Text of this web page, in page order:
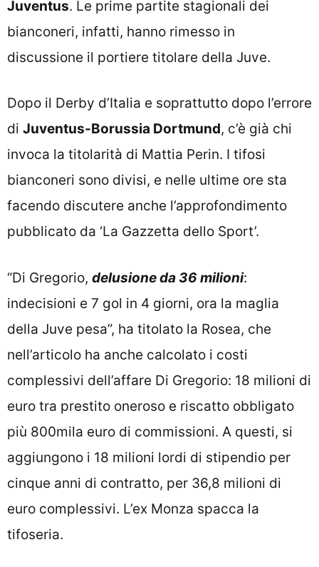
Juventus. Le prime partite stagionali dei
bianconeri, infatti, hanno rimesso in
discussione il portiere titolare della Juve.
Dopo il Derby d’Italia e soprattutto dopo l’errore
di Juventus-Borussia Dortmund, c’è già chi
invoca la titolarità di Mattia Perin. I tifosi
bianconeri sono divisi, e nelle ultime ore sta
facendo discutere anche l’approfondimento
pubblicato da ‘La Gazzetta dello Sport’.
“Di Gregorio, delusione da 36 milioni:
indecisioni e 7 gol in 4 giorni, ora la maglia
della Juve pesa”, ha titolato la Rosea, che
nell’articolo ha anche calcolato i costi
complessivi dell’affare Di Gregorio: 18 milioni di
euro tra prestito oneroso e riscatto obbligato
più 800mila euro di commissioni. A questi, si
aggiungono i 18 milioni lordi di stipendio per
cinque anni di contratto, per 36,8 milioni di
euro complessivi. L’ex Monza spacca la
tifoseria.